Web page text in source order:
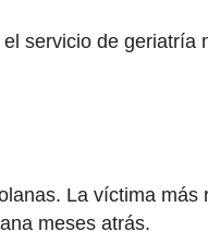
servicio de geriatría
La víctima más
meses atrás.